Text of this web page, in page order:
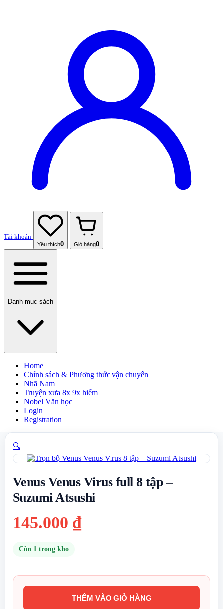
Tài khoản
Yêu thích0 Giỏ hàng0
Danh mục sách
Home
Chính sách & Phương thức vận chuyển
Nhã Nam
Truyện xưa 8x 9x hiếm
Nobel Văn học
Login
Registration
🔍
Venus Venus Virus full 8 tập –
Suzumi Atsushi
145.000 ₫
Còn 1 trong kho
THÊM VÀO GIỎ HÀNG